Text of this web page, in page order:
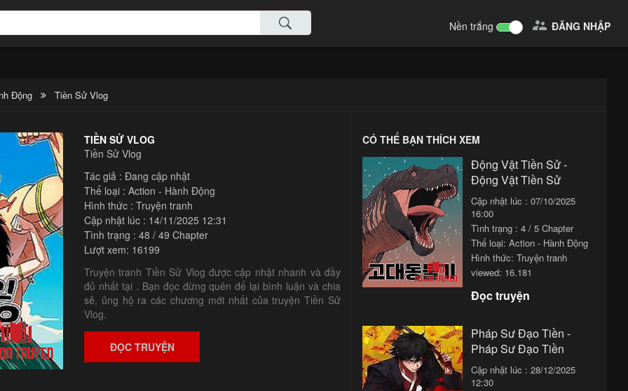
Nền trắng  ĐĂNG NHẬP
Động Tiền Sử Vlog
TIỀN SỬ VLOG
Tiền Sử Vlog
Tác giả : Đang cập nhật
Thể loại : Action - Hành Động
Hình thức : Truyện tranh
Cập nhật lúc : 14/11/2025 12:31
Tình trạng : 48 / 49 Chapter
Lượt xem: 16199
Truyện tranh Tiền Sử Vlog được cập nhật nhanh và đầy
đủ nhất tại . Bạn đọc đừng quên để lại bình luận và chia
sẻ, ủng hộ ra các chương mới nhất của truyện Tiền Sử
Vlog.
ĐỌC TRUYỆN
CÓ THỂ BẠN THÍCH XEM
Động Vật Tiền Sử -
Động Vật Tiền Sử
Cập nhật lúc : 07/10/2025
16:00
Tình trạng : 4 / 5 Chapter
Thể loại: Action - Hành Động
Hình thức: Truyện tranh
viewed: 16.181
Đọc truyện
Pháp Sư Đạo Tiền -
Pháp Sư Đạo Tiền
Cập nhật lúc : 28/12/2025
12:30